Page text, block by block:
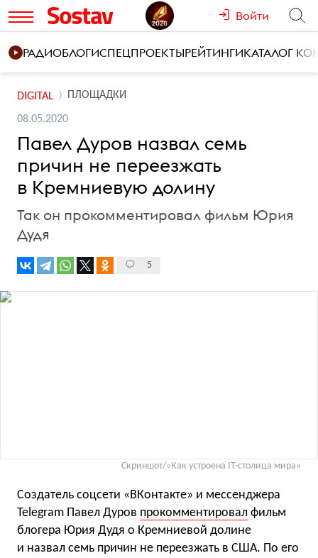
Войти
РАДИОБЛОГИСПЕЦПРОЕКТЫРЕЙТИНГИКАТАЛОГ
DIGITAL ПЛОЩАДКИ
08.05.2020
Павел Дуров назвал семь
причин не переезжать
в Кремниевую долину
Так он прокомментировал фильм Юрия
Дудя
5
Скриншот/«Как устроена IT-столица мира»
Создатель соцсети «ВКонтакте» и мессенджера
Telegram Павел Дуров прокомментировал фильм
блогера Юрия Дудя о Кремниевой долине
и назвал семь причин не переезжать в США. По его